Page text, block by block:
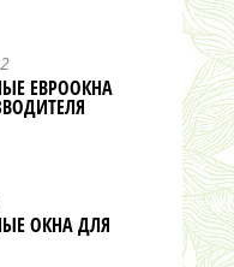
ЕВРООКНА
ОКНА ДЛЯ